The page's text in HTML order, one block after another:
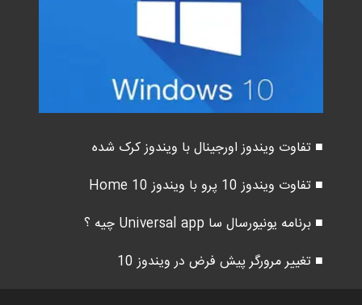
■ تفاوت ویندوز اورجینال با ویندوز کرک شده
■ تفاوت ویندوز 10 پرو با ویندوز 10 Home
■ برنامه یونیورسال سا Universal app چیه ؟
■ تغییر مرورگر پیش فرض در ویندوز 10